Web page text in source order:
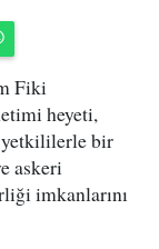
Fiki
heyeti,
yetkililerle bir
askeri
imkanlarını